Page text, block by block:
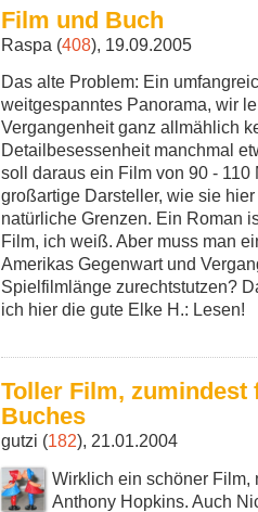
Film und Buch
Raspa (408), 19.09.2005
Das alte Problem: Ein
weitgespanntes Panorama, wir
Vergangenheit ganz allmählich
Detailbesessenheit manchmal
soll daraus ein Film von 90 -
großartige Darsteller, wie sie
natürliche Grenzen. Ein Roman
Film, ich weiß. Aber muss man
Amerikas Gegenwart und
Spielfilmlänge zurechtstutzen?
ich hier die gute Elke H.: Lesen!
Toller Film, zumindest
Buches
gutzi (182), 21.01.2004
Wirklich ein schöner Film,
Anthony Hopkins. Auch